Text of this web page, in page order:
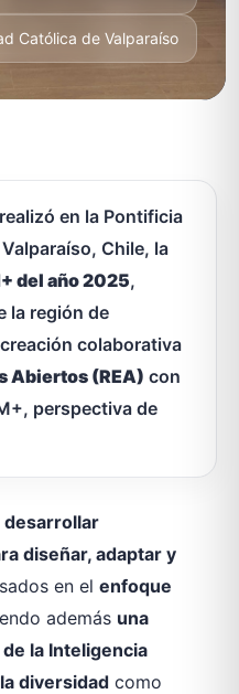
Católica de Valparaíso
en la Pontificia
Chile, la
del año 2025,
la región de
colaborativa
Abiertos (REA) con
perspectiva de
desarrollar
diseñar, adaptar y
en el enfoque
además una
la Inteligencia
diversidad como